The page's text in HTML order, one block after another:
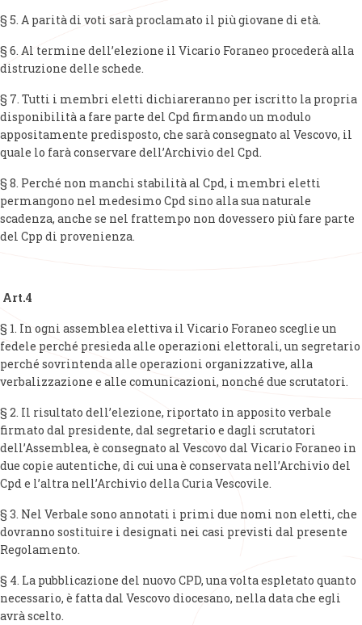
§ 5. A parità di voti sarà proclamato il più giovane di età.
§ 6. Al termine dell’elezione il Vicario Foraneo procederà alla
distruzione delle schede.
§ 7. Tutti i membri eletti dichiareranno per iscritto la propria
disponibilità a fare parte del Cpd firmando un modulo
appositamente predisposto, che sarà consegnato al Vescovo, il
quale lo farà conservare dell’Archivio del Cpd.
§ 8. Perché non manchi stabilità al Cpd, i membri eletti
permangono nel medesimo Cpd sino alla sua naturale
scadenza, anche se nel frattempo non dovessero più fare parte
del Cpp di provenienza.
Art.4
§ 1. In ogni assemblea elettiva il Vicario Foraneo sceglie un
fedele perché presieda alle operazioni elettorali, un segretario
perché sovrintenda alle operazioni organizzative, alla
verbalizzazione e alle comunicazioni, nonché due scrutatori.
§ 2. Il risultato dell’elezione, riportato in apposito verbale
firmato dal presidente, dal segretario e dagli scrutatori
dell’Assemblea, è consegnato al Vescovo dal Vicario Foraneo in
due copie autentiche, di cui una è conservata nell’Archivio del
Cpd e l’altra nell’Archivio della Curia Vescovile.
§ 3. Nel Verbale sono annotati i primi due nomi non eletti, che
dovranno sostituire i designati nei casi previsti dal presente
Regolamento.
§ 4. La pubblicazione del nuovo CPD, una volta espletato quanto
necessario, è fatta dal Vescovo diocesano, nella data che egli
avrà scelto.